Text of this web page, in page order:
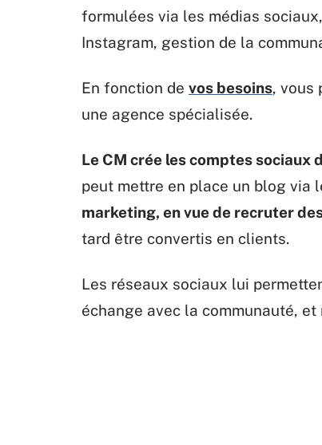
formulées via les médias
Instagram, gestion de la
En fonction de vos besoins, vous
une agence spécialisée.
Le CM crée les comptes
peut mettre en place un blog via
marketing, en vue de recruter
tard être convertis en clients.
Les réseaux sociaux lui
échange avec la communauté,